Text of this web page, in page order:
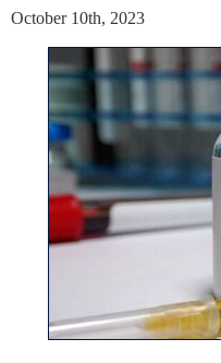
October 10th, 2023